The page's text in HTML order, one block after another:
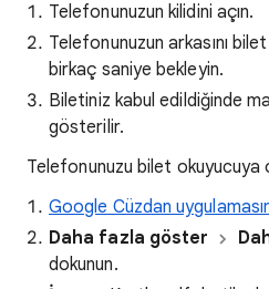
Telefonunuzun kilidini açın.
Telefonunuzun arkasını
birkaç saniye bekleyin.
Biletiniz kabul edildiğinde
gösterilir.
Telefonunuzu bilet okuyucuya
Google Cüzdan
Daha fazla göster
dokunun.